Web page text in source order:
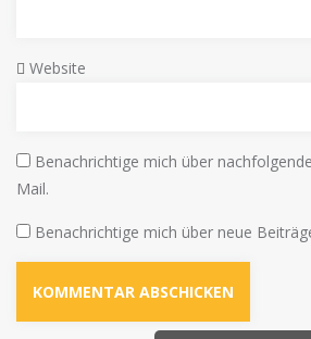
Website
Benachrichtige mich über
Mail.
Benachrichtige mich über neue